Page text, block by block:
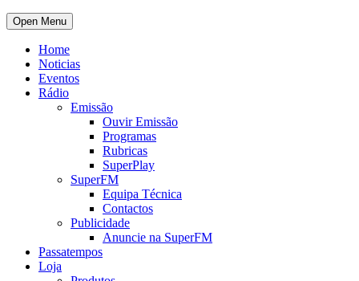
Open Menu
Home
Noticias
Eventos
Rádio
Emissão
Ouvir Emissão
Programas
Rubricas
SuperPlay
SuperFM
Equipa Técnica
Contactos
Publicidade
Anuncie na SuperFM
Passatempos
Loja